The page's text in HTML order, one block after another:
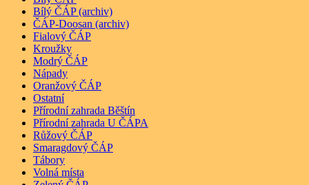
Bílý ČÁP (archiv)
ČÁP-Doosan (archiv)
Fialový ČÁP
Kroužky
Modrý ČÁP
Nápady
Oranžový ČÁP
Ostatní
Přírodní zahrada Běštín
Přírodní zahrada U ČÁPA
Růžový ČÁP
Smaragdový ČÁP
Tábory
Volná místa